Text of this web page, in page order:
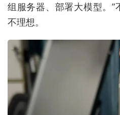
组服务器、部署大模型。
不理想。